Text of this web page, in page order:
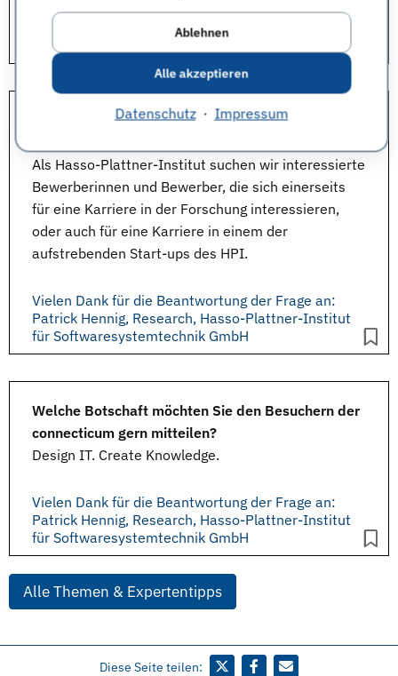
Ablehnen
Alle akzeptieren
Datenschutz· Impressum
Vielen Dank für die Beantwortung der Frage an:
Patrick Hennig, Research, Hasso-Plattner-Institut
für Softwaresystemtechnik GmbH
Mit welchen Zielen nimmt Ihr Unternehmen an der
Als Hasso-Plattner-Institut suchen wir interessierte
Bewerberinnen und Bewerber, die sich einerseits
für eine Karriere in der Forschung interessieren,
oder auch für eine Karriere in einem der
aufstrebenden Start-ups des HPI.
Vielen Dank für die Beantwortung der Frage an:
Patrick Hennig, Research, Hasso-Plattner-Institut
für Softwaresystemtechnik GmbH
Welche Botschaft möchten Sie den Besuchern der
connecticum gern mitteilen?
Design IT. Create Knowledge.
Vielen Dank für die Beantwortung der Frage an:
Patrick Hennig, Research, Hasso-Plattner-Institut
für Softwaresystemtechnik GmbH
Alle Themen & Expertentipps
Diese Seite teilen: